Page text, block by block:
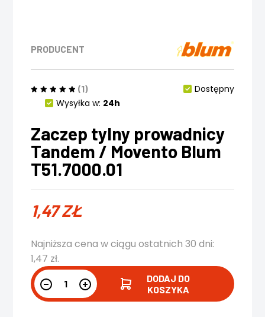
PRODUCENT
(1)
Dostępny
Wysyłka w: 24h
Zaczep tylny prowadnicy
Tandem / Movento Blum
T51.7000.01
1,47ZŁ
Najniższa cena w ciągu ostatnich 30 dni:
1,47 zł.
DODAJ DO
KOSZYKA